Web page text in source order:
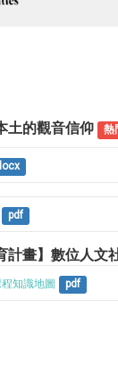
土的觀音信仰 熱
pdf
計畫】數位人
知識地圖 pdf